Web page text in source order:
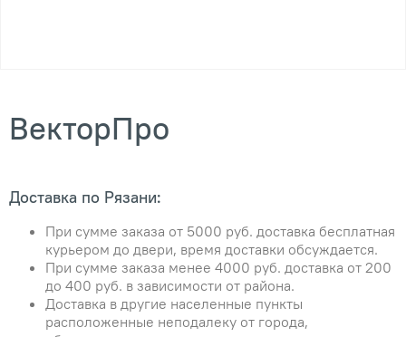
ВекторПро
Доставка по Рязани:
При сумме заказа от 5000 руб. доставка бесплатная
курьером до двери, время доставки обсуждается.
При сумме заказа менее 4000 руб. доставка от 200
до 400 руб. в зависимости от района.
Доставка в другие населенные пункты
расположенные неподалеку от города,